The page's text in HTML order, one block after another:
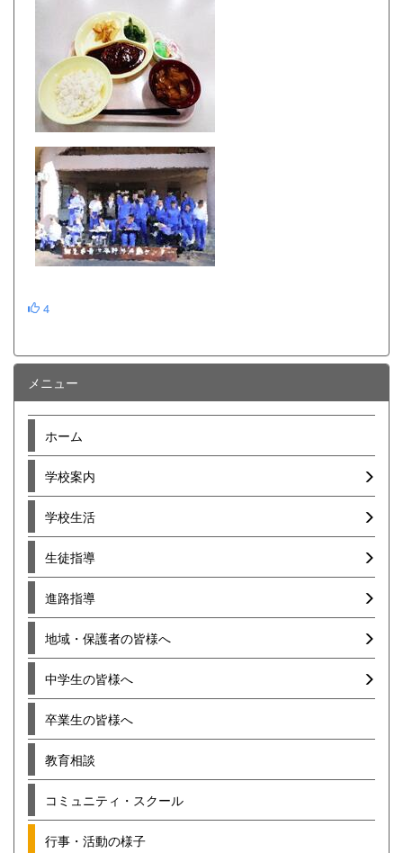
4
メニュー
ホーム
学校案内
学校生活
生徒指導
進路指導
地域・保護者の皆様へ
中学生の皆様へ
卒業生の皆様へ
教育相談
コミュニティ・スクール
行事・活動の様子